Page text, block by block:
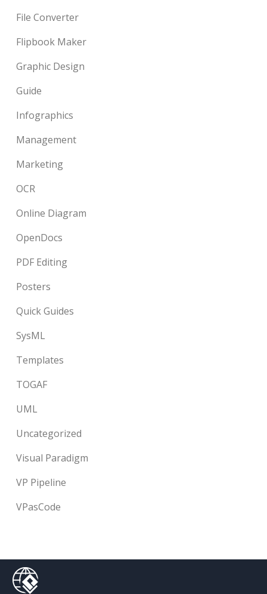
File Converter
Flipbook Maker
Graphic Design
Guide
Infographics
Management
Marketing
OCR
Online Diagram
OpenDocs
PDF Editing
Posters
Quick Guides
SysML
Templates
TOGAF
UML
Uncategorized
Visual Paradigm
VP Pipeline
VPasCode